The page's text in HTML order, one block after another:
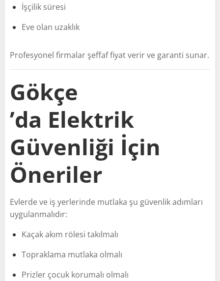
İşçilik süresi
Eve olan uzaklık
Profesyonel firmalar şeffaf fiyat verir ve garanti sunar.
Gökçe
’da Elektrik
Güvenliği İçin
Öneriler
Evlerde ve iş yerlerinde mutlaka şu güvenlik adımları
uygulanmalıdır:
Kaçak akım rölesi takılmalı
Topraklama mutlaka olmalı
Prizler çocuk korumalı olmalı